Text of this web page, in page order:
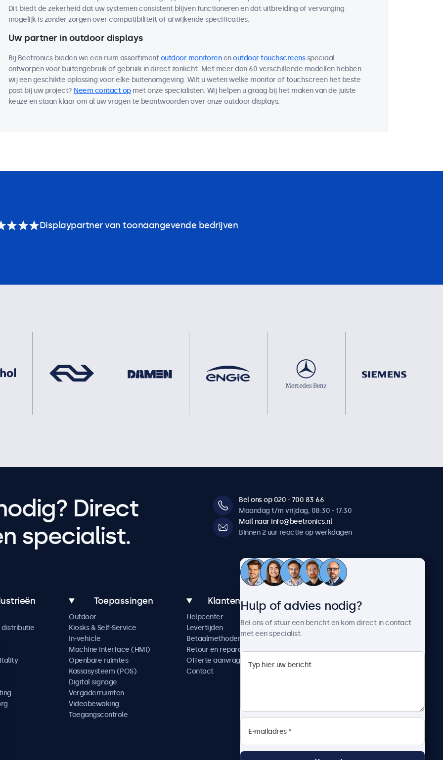
Dit biedt de zekerheid dat uw systemen consistent blijven functioneren en dat uitbreiding of vervanging
mogelijk is zonder zorgen over compatibiliteit of afwijkende specificaties.
Uw partner in outdoor displays
Bij Beetronics bieden we een ruim assortimentoutdoor monitorenenoutdoor touchscreensspeciaal
ontworpen voor buitengebruik of gebruik in direct zonlicht. Met meer dan 60 verschillende modellen hebben
wij een geschikte oplossing voor elke buitenomgeving. Wilt u weten welke monitor of touchscreen het beste
past bij uw project? Neem contact opmet onze specialisten. Wij helpen u graag bij het maken van de juiste
keuze en staan klaar om al uw vragen te beantwoorden over onze outdoor displays.
Displaypartner van toonaangevende bedrijven
Direct
specialist.
Bel ons op 020 - 700 83 66
Maandag t/m vrijdag, 08:30 - 17:30
Mail naar info@beetronics.nl
Binnen 2 uur reactie op werkdagen
distributie
Toepassingen
Outdoor
Kiosks & Self-Service
In-vehicle
Machine interface (HMI)
Openbare ruimtes
Kassasysteem (POS)
Digital signage
Vergaderruimten
Videobewaking
Toegangscontrole
Klantenservice
Helpcenter
Levertijden
Betaalmethoden
Retour en reparatie
Offerte aanvragen
Contact
Over Beetronics
Nieuws en updates
Werken bij Beetronics
Algemene voorwaarden
Hulp of advies nodig?
Bel ons of stuur een bericht en kom direct in contact
met een specialist.